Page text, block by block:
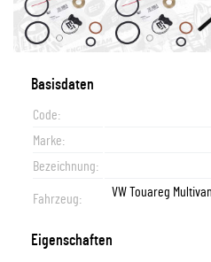
Basisdaten
Code:
Marke:
Bezeichnung:
Fahrzeug:
VW Touareg
Eigenschaften